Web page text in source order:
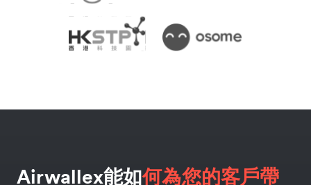
Airwallex能如何為您的客戶帶